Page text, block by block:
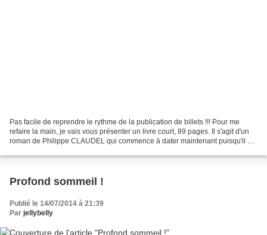
Pas facile de reprendre le rythme de la publication de billets !!! Pour me
refaire la main, je vais vous présenter un livre court, 89 pages. Il s'agit d'un
roman de Philippe CLAUDEL qui commence à dater maintenant puisqu'il a
Profond sommeil !
Publié le 14/07/2014 à 21:39
Par jellybelly